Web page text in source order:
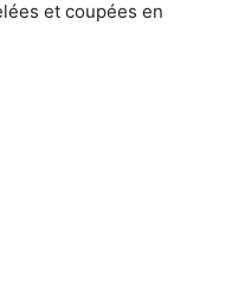
et coupées en